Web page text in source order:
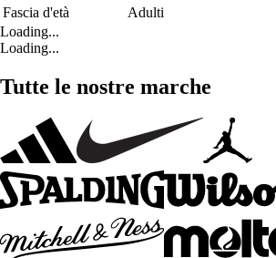
Fascia d'età
Adulti
Loading...
Loading...
Tutte le nostre marche